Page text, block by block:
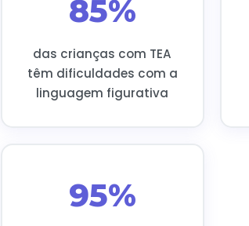
85%
das crianças com TEA
têm dificuldades com a
linguagem figurativa
95%